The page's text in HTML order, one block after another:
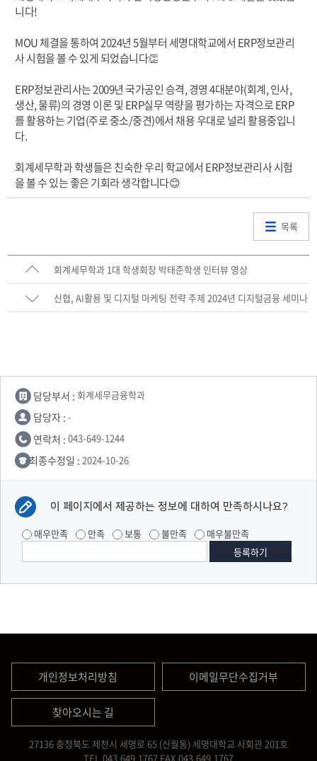
니다!
MOU 체결을 통하여 2024년 5월부터 세명대학교에서 ERP정보관리
사 시험을 볼 수 있게 되었습니다👏
ERP정보관리사는 2009년 국가공인 승격, 경영 4대분야(회계, 인사,
생산, 물류)의 경영 이론 및 ERP실무 역량을 평가하는 자격으로 ERP
를 활용하는 기업(주로 중소/중견)에서 채용 우대로 널리 활용중입니
다.
회계세무학과 학생들은 친숙한 우리 학교에서 ERP정보관리사 시험
을 볼 수 있는 좋은 기회라 생각합니다😊
목록
회계세무학과 1대 학생회장 박태준학생 인터뷰 영상
신협, AI활용 및 디지털 마케팅 전략 주제 2024년 디지털금융 세미나
담당부서 : 회계세무금융학과
담당자 : -
연락처 : 043-649-1244
최종수정일 : 2024-10-26
이 페이지에서 제공하는 정보에 대하여 만족하시나요?
매우만족 만족 보통 불만족 매우불만족
개인정보처리방침 이메일무단수집거부
찾아오시는 길
27136 충청북도 제천시 세명로 65 (신월동) 세명대학교 사회관 201호
TEL.043.649.1767 FAX.043.649.1767